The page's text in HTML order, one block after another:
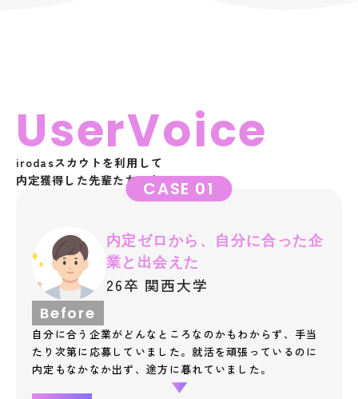
UserVoice
irodasスカウトを利用して
内定獲得した先輩たちの声CASE 01
内定ゼロから、自分に合った企
業と出会えた
26卒 関西大学
Before
自分に合う企業がどんなところなのかもわからず、手当
たり次第に応募していました。就活を頑張っているのに
内定もなかなか出ず、途方に暮れていました。